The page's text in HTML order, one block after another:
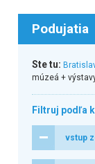
Podujatia
Ste tu:
múzeá +
Filtruj podľa
vstup